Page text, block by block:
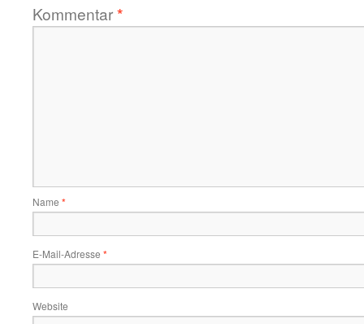
Kommentar*
Name *
E-Mail-Adresse *
Website